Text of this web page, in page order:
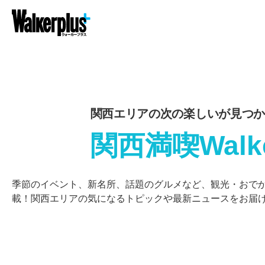
関西エリアの次の楽しいが見つ
関西満喫
季節のイベント、新名所、話題のグルメなど、観光・おで
載！関西エリアの気になるトピックや最新ニュースをお届